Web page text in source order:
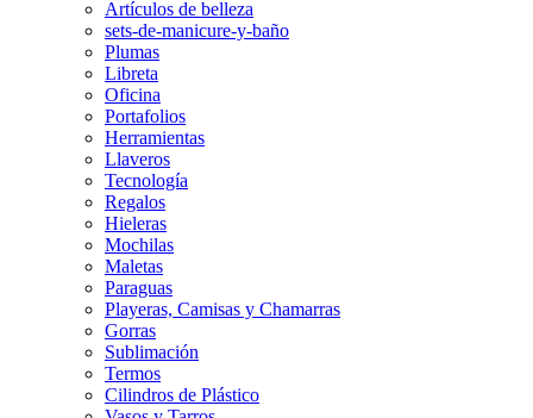
Artículos de belleza
sets-de-manicure-y-baño
Plumas
Libreta
Oficina
Portafolios
Herramientas
Llaveros
Tecnología
Regalos
Hieleras
Mochilas
Maletas
Paraguas
Playeras, Camisas y Chamarras
Gorras
Sublimación
Termos
Cilindros de Plástico